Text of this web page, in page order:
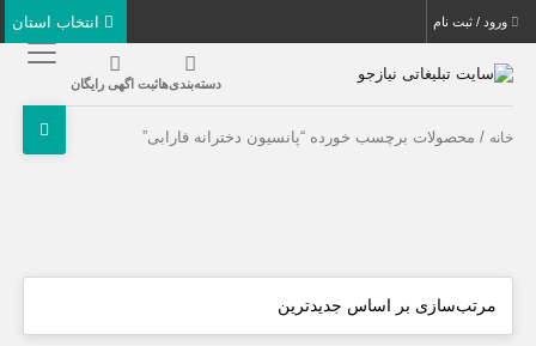
ورود / ثبت نام
دسته‌بندی‌هاثبت اگهی رایگان
خانه / محصولات برچسب خورده “پانسیون دخترانه فارابی”